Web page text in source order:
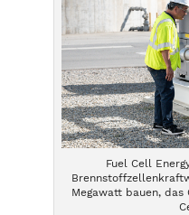
Fuel Cell
Megawatt bauen,